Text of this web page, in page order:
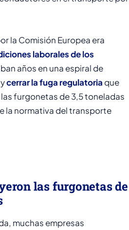
la Comisión Europea era
laborales de los
años en una espiral de
cerrar la fuga regulatoria que
furgonetas de 3,5 toneladas
la normativa del transporte
las furgonetas de
muchas empresas